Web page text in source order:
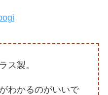
ス製。
わかるのがいいで